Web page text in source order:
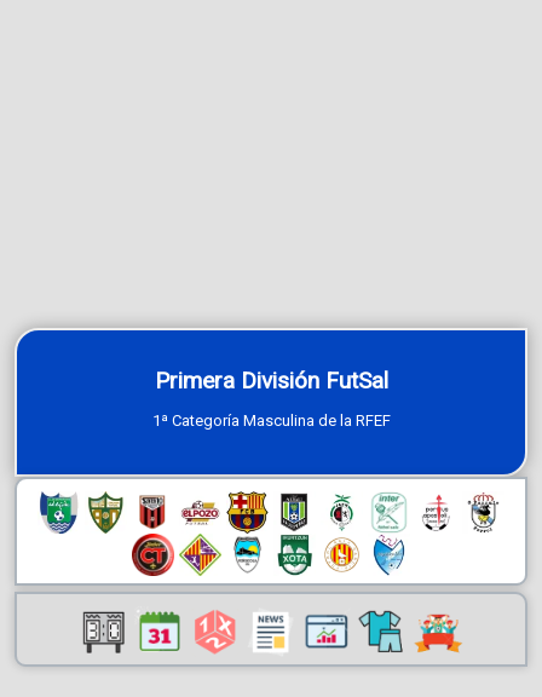
Primera División FutSal
1ª Categoría Masculina de la RFEF